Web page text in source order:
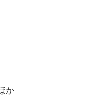
か